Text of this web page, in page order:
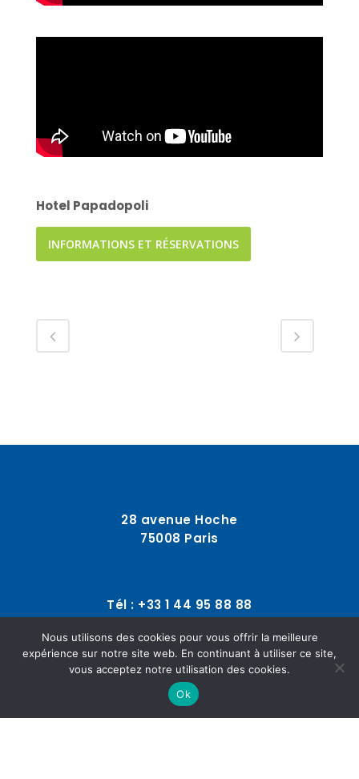
Hotel Papadopoli
INFORMATIONS ET RÉSERVATIONS
28 avenue Hoche
75008 Paris
Tél : +33 1 44 95 88 88
contact@fonciere-reference.com
Nous utilisons des cookies pour vous offrir la meilleure
expérience sur notre site web. En continuant à utiliser ce site,
vous acceptez notre utilisation des cookies.
Ok